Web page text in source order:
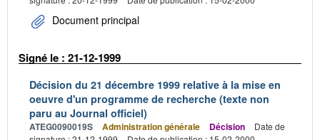
Document principal
Signé le : 21-12-1999
Décision du 21 décembre 1999 relative à la mise en
oeuvre d'un programme de recherche (texte non
paru au Journal officiel)
ATEG0090019S Administration générale Décision
Date de